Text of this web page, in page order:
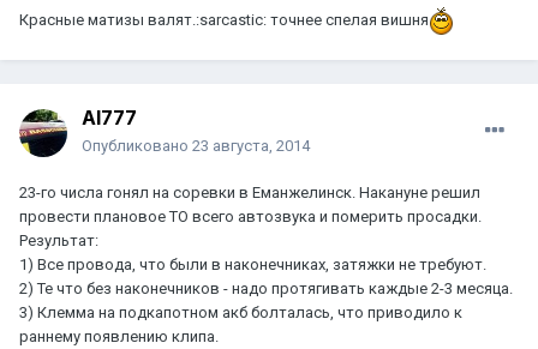
Красные матизы валят.:sarcastic: точнее спелая вишня
Al777
Опубликовано 23 августа, 2014
23-го числа гонял на соревки в Еманжелинск. Накануне решил
провести плановое ТО всего автозвука и померить просадки.
Результат:
1) Все провода, что были в наконечниках, затяжки не требуют.
2) Те что без наконечников - надо протягивать каждые 2-3 месяца.
3) Клемма на подкапотном акб болталась, что приводило к
раннему появлению клипа.